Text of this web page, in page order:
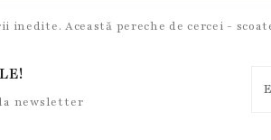
Această pereche de cercei -
newsletter